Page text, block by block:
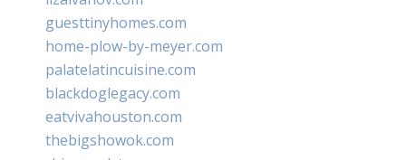
guesttinyhomes.com
home-plow-by-meyer.com
palatelatincuisine.com
blackdoglegacy.com
eatvivahouston.com
thebigshowok.com